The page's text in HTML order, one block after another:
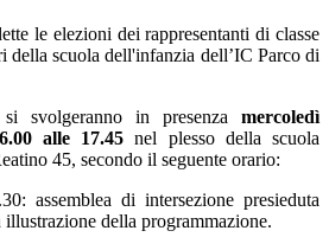
le elezioni dei rappresentanti di classe
della scuola dell'infanzia dell’IC Parco di
svolgeranno in presenza mercoledì
alle 17.45 nel plesso della scuola
45, secondo il seguente orario:
assemblea di intersezione presieduta
della programmazione.